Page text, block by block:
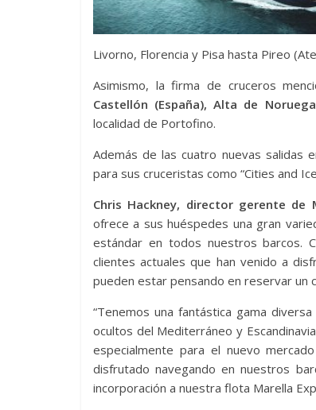
Livorno, Florencia y Pisa hasta Pireo
Asimismo, la firma de cruceros
Castellón (España), Alta de
localidad de Portofino.
Además de las cuatro nuevas salidas
para sus cruceristas como “Cities and
Chris Hackney, director gerente de
ofrece a sus huéspedes una gran
estándar en todos nuestros barcos.
clientes actuales que han venido a
pueden estar pensando en reservar un
“Tenemos una fantástica gama
ocultos del Mediterráneo y
especialmente para el nuevo
disfrutado navegando en nuestros
incorporación a nuestra flota Marella